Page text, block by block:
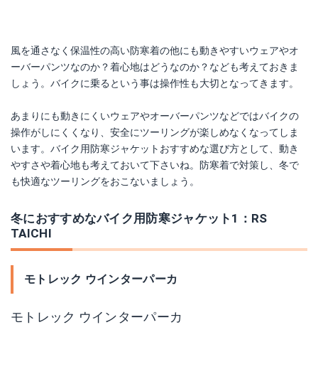
風を通さなく保温性の高い防寒着の他にも動きやすいウェアやオ
ーバーパンツなのか？着心地はどうなのか？なども考えておきま
しょう。バイクに乗るという事は操作性も大切となってきます。
あまりにも動きにくいウェアやオーバーパンツなどではバイクの
操作がしにくくなり、安全にツーリングが楽しめなくなってしま
います。バイク用防寒ジャケットおすすめな選び方として、動き
やすさや着心地も考えておいて下さいね。防寒着で対策し、冬で
も快適なツーリングをおこないましょう。
冬におすすめなバイク用防寒ジャケット1：RS
TAICHI
モトレック ウインターパーカ
モトレック ウインターパーカ